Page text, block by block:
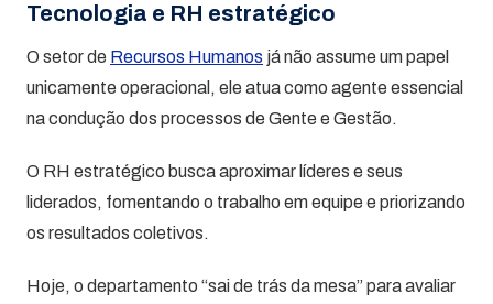
Tecnologia e RH estratégico
O setor de Recursos Humanos já não assume um papel
unicamente operacional, ele atua como agente essencial
na condução dos processos de Gente e Gestão.
O RH estratégico busca aproximar líderes e seus
liderados, fomentando o trabalho em equipe e priorizando
os resultados coletivos.
Hoje, o departamento “sai de trás da mesa” para avaliar